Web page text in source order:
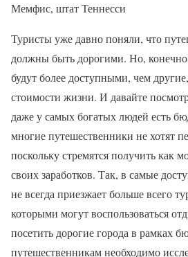
Мемфис, штат Теннесси
Туристы уже давно поняли, что
должны быть дорогими. Но,
будут более доступными, чем
стоимости жизни. И давайте
даже у самых богатых людей есть
многие путешественники не хотят
поскольку стремятся получить как
своих заработков. Так, в самые
не всегда приезжает больше всего
которыми могут воспользоваться
посетить дорогие города в рамках
путешественникам необходимо